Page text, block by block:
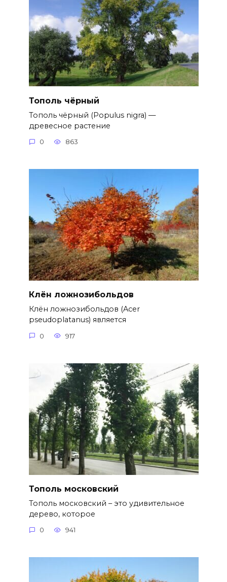
Тополь чёрный
Тополь чёрный (Populus nigra) —
древесное растение
0 863
Клён ложнозибольдов
Клён ложнозибольдов (Acer
pseudoplatanus) является
0 917
Тополь московский
Тополь московский – это удивительное
дерево, которое
0 941